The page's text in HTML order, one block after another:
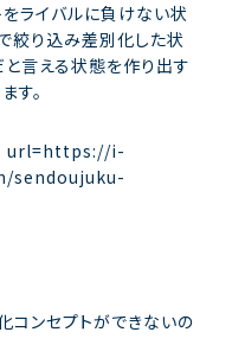
ライバルに負けない状
絞り込み差別化した状
と言える状態を作り出す
す。
url=https://i-
sendoujuku-
コンセプトができないの